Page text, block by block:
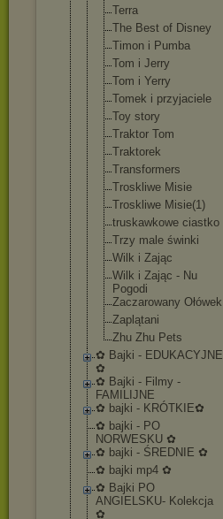
Terra
The Best of Disney
Timon i Pumba
Tom i Jerry
Tom i Yerry
Tomek i przyjaciele
Toy story
Traktor Tom
Traktorek
Transformers
Troskliwe Misie
Troskliwe Misie(1)
truskawkowe ciastko
Trzy male świnki
Wilk i Zając
Wilk i Zając - Nu
Pogodi
Zaczarowany Ołówek
Zaplątani
Zhu Zhu Pets
✿ Bajki - EDUKACYJNE
✿
✿ Bajki - Filmy -
FAMILIJNE
✿ bajki - KRÓTKIE✿
✿ bajki - PO
NORWESKU ✿
✿ bajki - ŚREDNIE ✿
✿ bajki mp4 ✿
✿ Bajki PO
ANGIELSKU- Kolekcja
✿